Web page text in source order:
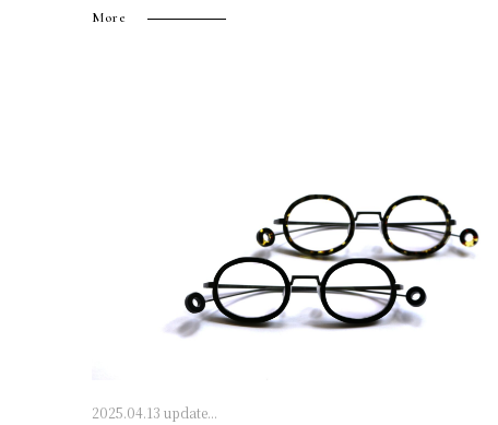
More
2025.04.13 update...